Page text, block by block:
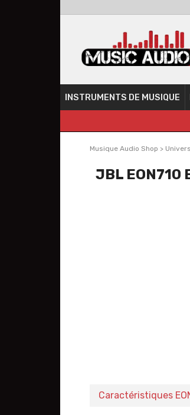
INSTRUMENTS DE MUSIQUE
Musique Audio Shop >
JBL EON710
Caractéristiques